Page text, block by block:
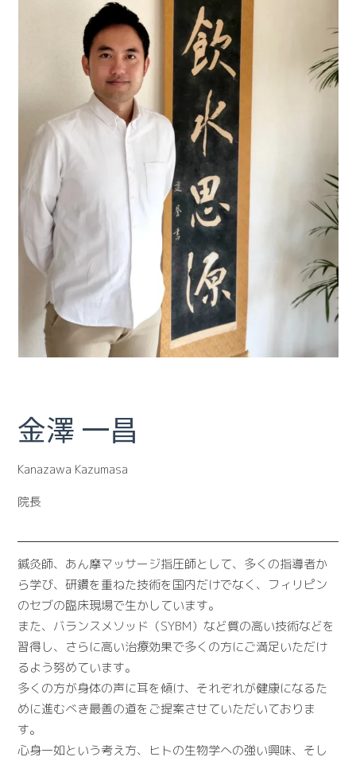
金澤 一昌
Kanazawa Kazumasa
院長
鍼灸師、あん摩マッサージ指圧師として、多くの指導者か
ら学び、研鑽を重ねた技術を国内だけでなく、フィリピン
のセブの臨床現場で生かしています。
また、バランスメソッド（SYBM）など質の高い技術などを
習得し、さらに高い治療効果で多くの方にご満足いただけ
るよう努めています。
多くの方が身体の声に耳を傾け、それぞれが健康になるた
めに進むべき最善の道をご提案させていただいておりま
す。
心身一如という考え方、ヒトの生物学への強い興味、そし